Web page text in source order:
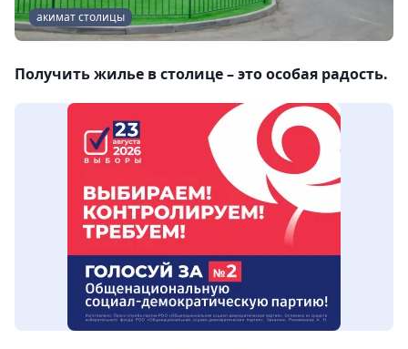
акимат столицы
Получить жилье в столице – это особая радость.